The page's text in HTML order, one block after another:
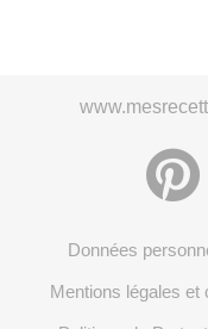
Données
Mentions légales et